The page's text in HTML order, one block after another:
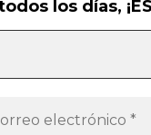
los días,